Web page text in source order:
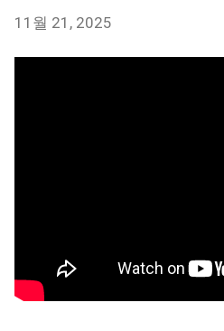
11월 21, 2025